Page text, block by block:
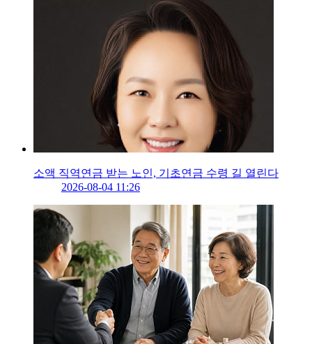
소액 직역연금 받는 노인, 기초연금 수령 길 열린다
2026-08-04 11:26